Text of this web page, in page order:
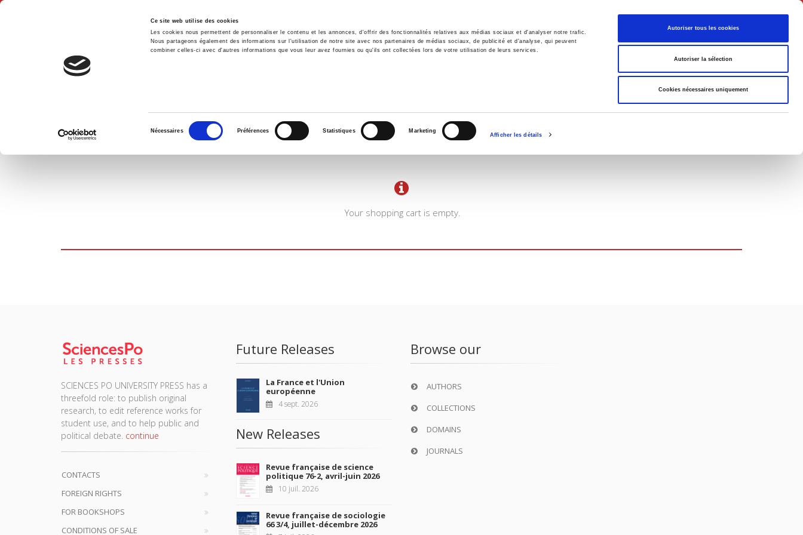
Ce site web utilise des cookies
Les cookies nous permettent de personnaliser le contenu et les annonces, d'offrir des fonctionnalités relatives aux médias sociaux et d'analyser notre trafic.
Nous partageons également des informations sur l'utilisation de notre site avec nos partenaires de médias sociaux, de publicité et d'analyse, qui peuvent
combiner celles-ci avec d'autres informations que vous leur avez fournies ou qu'ils ont collectées lors de votre utilisation de leurs services.
consentement
Nécessaires Préférences Statistiques Marketing
Afficher les détails
Autoriser tous les cookies
Autoriser la sélection
Cookies nécessaires uniquement
English
Home Environment History International Politics
SHOPPING CART
Your shopping cart is empty.
SCIENCES PO UNIVERSITY PRESS has a
threefold role: to publish original
research, to edit reference works for
student use, and to help public and
political debate. continue
CONTACTS
FOREIGN RIGHTS
FOR BOOKSHOPS
CONDITIONS OF SALE
Future Releases
La France et l'Union
européenne
4 sept. 2026
New Releases
Revue française de science
politique 76-2, avril-juin 2026
10 juil. 2026
Revue française de sociologie
66 3/4, juillet-décembre 2026
Browse our
AUTHORS
COLLECTIONS
DOMAINS
JOURNALS